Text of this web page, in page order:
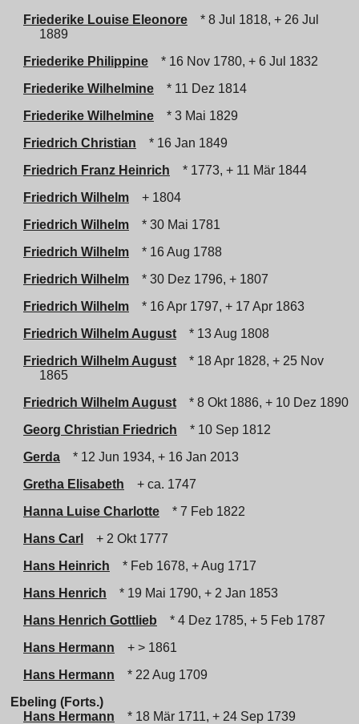
Friederike Louise Eleonore
* 8 Jul 1818, + 26 Jul
1889
Friederike Philippine
* 16 Nov 1780, + 6 Jul 1832
Friederike Wilhelmine
* 11 Dez 1814
Friederike Wilhelmine
* 3 Mai 1829
Friedrich Christian
* 16 Jan 1849
Friedrich Franz Heinrich
* 1773, + 11 Mär 1844
Friedrich Wilhelm
+ 1804
Friedrich Wilhelm
* 30 Mai 1781
Friedrich Wilhelm
* 16 Aug 1788
Friedrich Wilhelm
* 30 Dez 1796, + 1807
Friedrich Wilhelm
* 16 Apr 1797, + 17 Apr 1863
Friedrich Wilhelm August
* 13 Aug 1808
Friedrich Wilhelm August
* 18 Apr 1828, + 25 Nov
1865
Friedrich Wilhelm August
* 8 Okt 1886, + 10 Dez 1890
Georg Christian Friedrich
* 10 Sep 1812
Gerda
* 12 Jun 1934, + 16 Jan 2013
Gretha Elisabeth
+ ca. 1747
Hanna Luise Charlotte
* 7 Feb 1822
Hans Carl
+ 2 Okt 1777
Hans Heinrich
* Feb 1678, + Aug 1717
Hans Henrich
* 19 Mai 1790, + 2 Jan 1853
Hans Henrich Gottlieb
* 4 Dez 1785, + 5 Feb 1787
Hans Hermann
+ > 1861
Hans Hermann
* 22 Aug 1709
Ebeling (Forts.)
Hans Hermann
* 18 Mär 1711, + 24 Sep 1739